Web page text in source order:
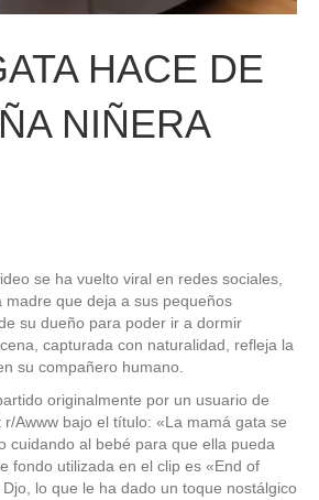
HACE DE
NIÑERA
se ha vuelto viral en redes sociales,
madre que deja a sus pequeños
su dueño para poder ir a dormir
capturada con naturalidad, refleja la
su compañero humano.
originalmente por un usuario de
Awww bajo el título: «La mamá gata se
cuidando al bebé para que ella pueda
fondo utilizada en el clip es «End of
lo que le ha dado un toque nostálgico